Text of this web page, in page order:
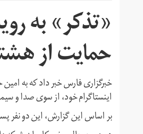
«تذکر» به
حمایت از
خبرگزاری فارس خبر داد که به
اینستاگرام خود، از سوی صدا و
بر اساس این گزارش، این دو نفر